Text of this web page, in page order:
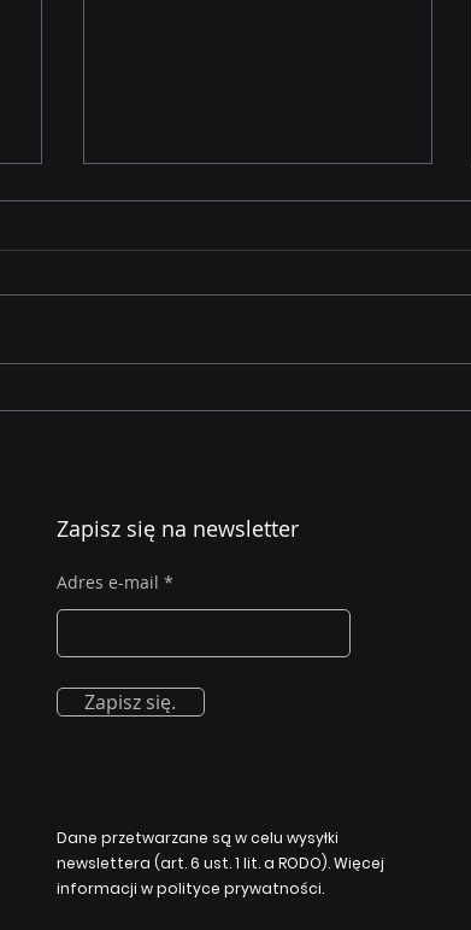
Zwiększ ochronę swojej
Zapisz się na newsletter
Adres e-mail
Zapisz się.
Dane przetwarzane są w celu wysyłki
newslettera (art. 6 ust. 1 lit. a RODO). Więcej
informacji w polityce prywatności.